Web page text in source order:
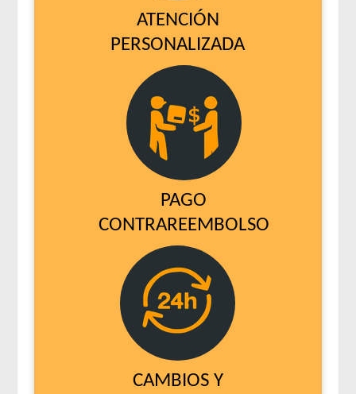
ATENCIÓN
PERSONALIZADA
PAGO
CONTRAREEMBOLSO
CAMBIOS Y